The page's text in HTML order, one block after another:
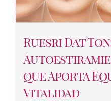
Ruesri Dat
que Aporta
Vitalidad